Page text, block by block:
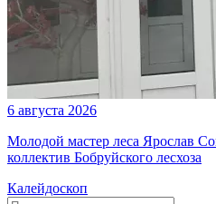
6 августа 2026
Молодой мастер леса Ярослав
коллектив Бобруйского лесхоза
Калейдоскоп